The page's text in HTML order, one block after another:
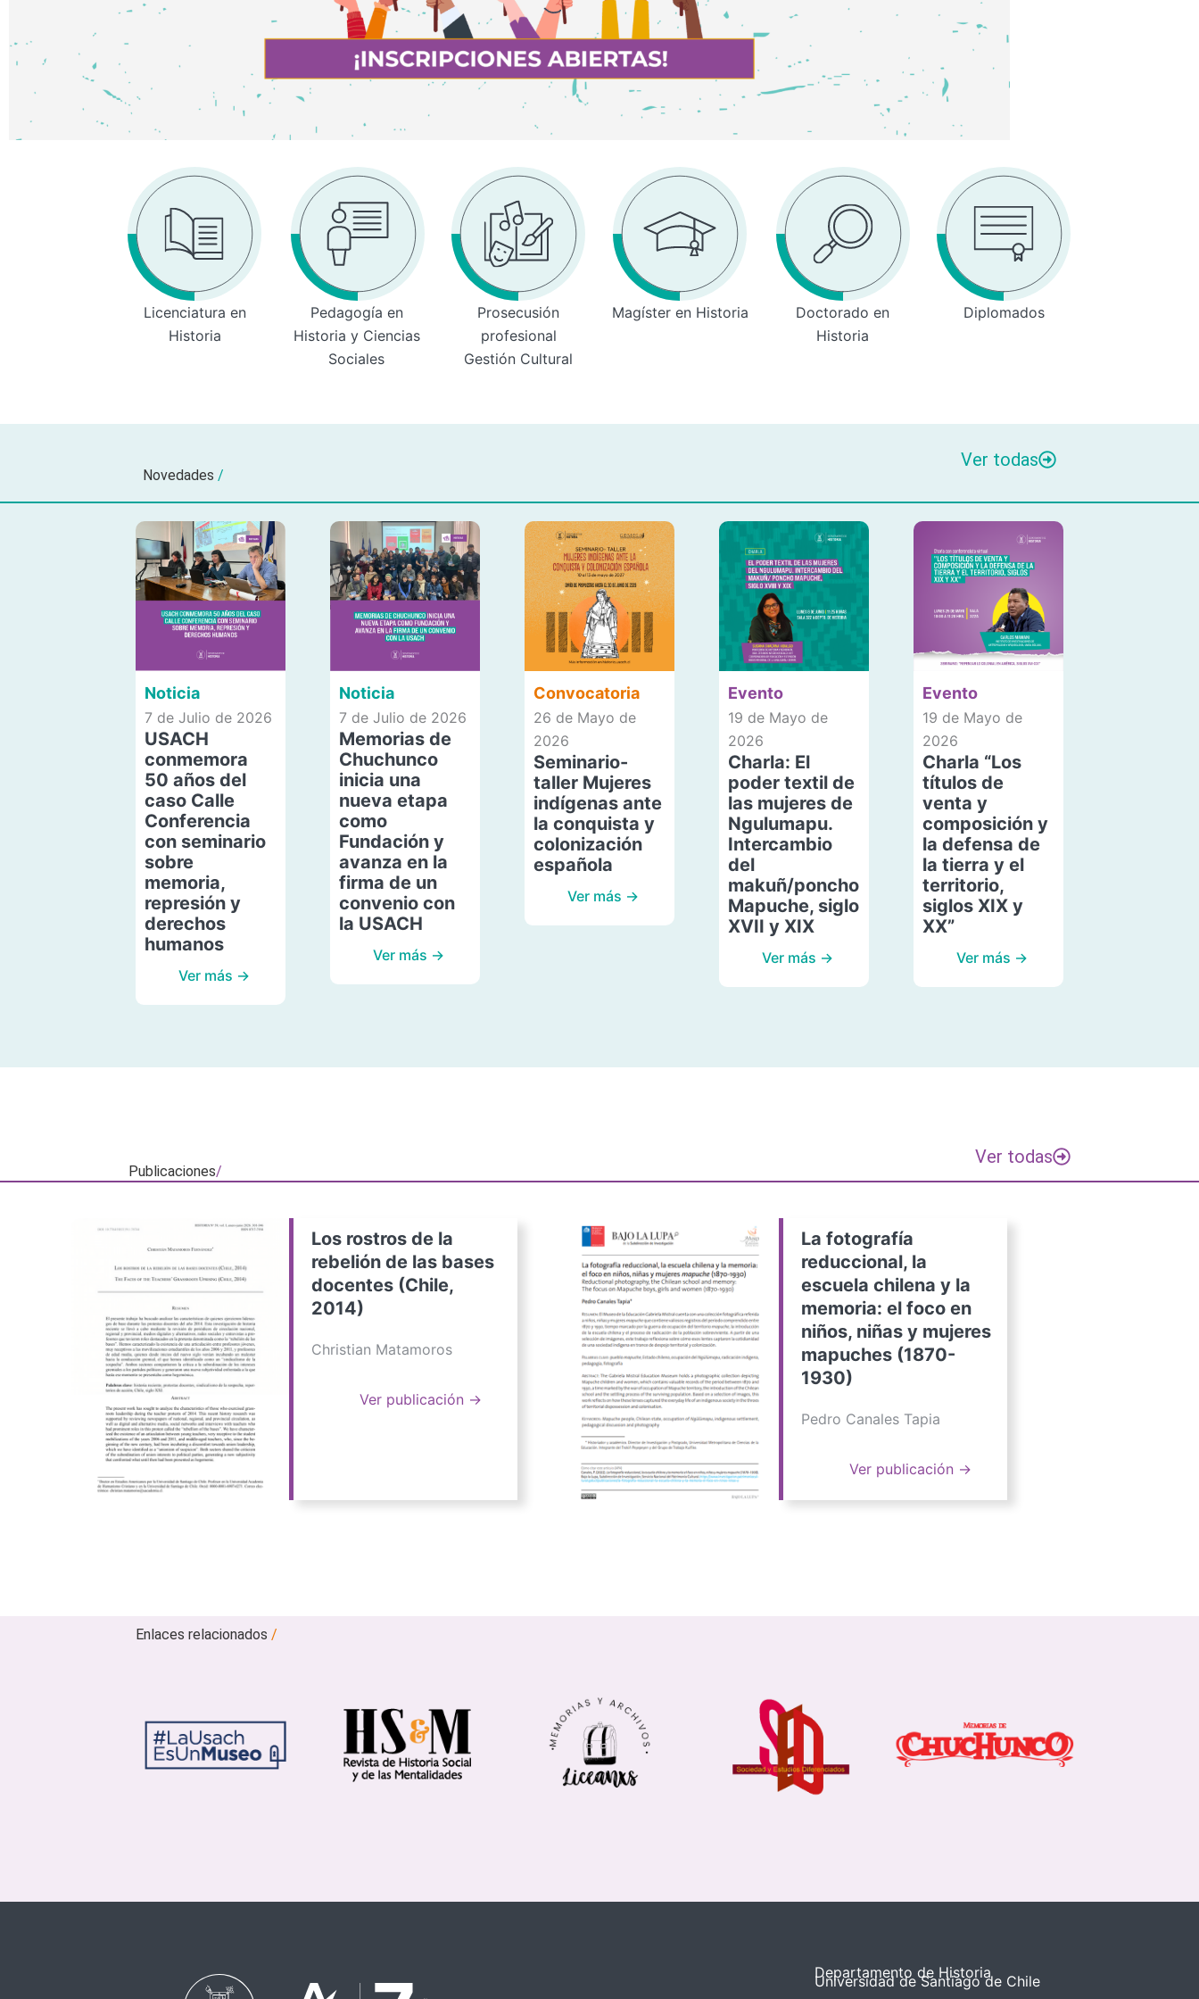
Licenciatura en
Historia
Pedagogía en
Historia y Ciencias
Sociales
Prosecusión
profesional
Gestión Cultural
Magíster en Historia
Doctorado en
Historia
Diplomados
Novedades /
Ver todas
Noticia
7 de Julio de 2026
USACH
conmemora
50 años del
caso Calle
Conferencia
con seminario
sobre
memoria,
represión y
derechos
humanos
Ver más →
Noticia
7 de Julio de 2026
Memorias de
Chuchunco
inicia una
nueva etapa
como
Fundación y
avanza en la
firma de un
convenio con
la USACH
Ver más →
Convocatoria
26 de Mayo de
2026
Seminario-
taller Mujeres
indígenas ante
la conquista y
colonización
española
Ver más →
Evento
19 de Mayo de
2026
Charla: El
poder textil de
las mujeres de
Ngulumapu.
Intercambio
del
makuñ/poncho
Mapuche, siglo
XVII y XIX
Ver más →
Evento
19 de Mayo de
2026
Charla “Los
títulos de
venta y
composición y
la defensa de
la tierra y el
territorio,
siglos XIX y
XX”
Ver más →
Publicaciones/
Ver todas
Los rostros de la
rebelión de las bases
docentes (Chile,
2014)
Christian Matamoros
Ver publicación →
La fotografía
reduccional, la
escuela chilena y la
memoria: el foco en
niños, niñas y mujeres
mapuches (1870-
1930)
Pedro Canales Tapia
Ver publicación →
Enlaces relacionados/
Departamento de Historia
Universidad de Santiago de Chile